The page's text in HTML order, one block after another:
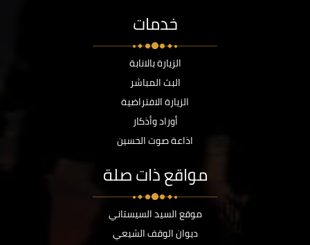
خدمات
الزيارة بالانابة
البث المباشر
الزيارة الافتراضية
أوراد وأذكار
اذاعة صوت الحسين
مواقع ذات صلة
موقع السيد السيستاني
ديوان الوقف الشيعي